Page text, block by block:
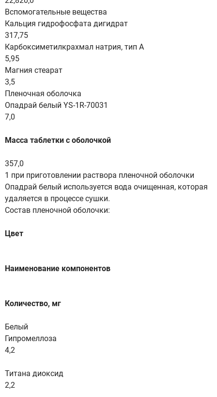
Вспомогательные вещества
Кальция гидрофосфата дигидрат
317,75
Карбоксиметилкрахмал натрия, тип А
5,95
Магния стеарат
3,5
Пленочная оболочка
Опадрай белый YS-1R-70031
7,0
Масса таблетки с оболочкой
357,0
1 при приготовлении раствора пленочной оболочки
Опадрай белый используется вода очищенная, которая
удаляется в процессе сушки.
Состав пленочной оболочки:
Цвет
Наименование компонентов
Количество, мг
Белый
Гипромеллоза
4,2
Титана диоксид
2,2